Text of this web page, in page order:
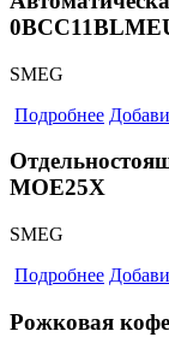
SMEG
Подробнее
MOE25X
SMEG
Подробнее
Рожковая